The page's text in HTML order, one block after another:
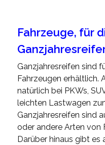
Fahrzeuge, für
Ganzjahresreifen sind
Fahrzeugen erhältlich.
natürlich bei PKWs,
leichten Lastwagen
Ganzjahresreifen sind
oder andere Arten von
Darüber hinaus gibt es